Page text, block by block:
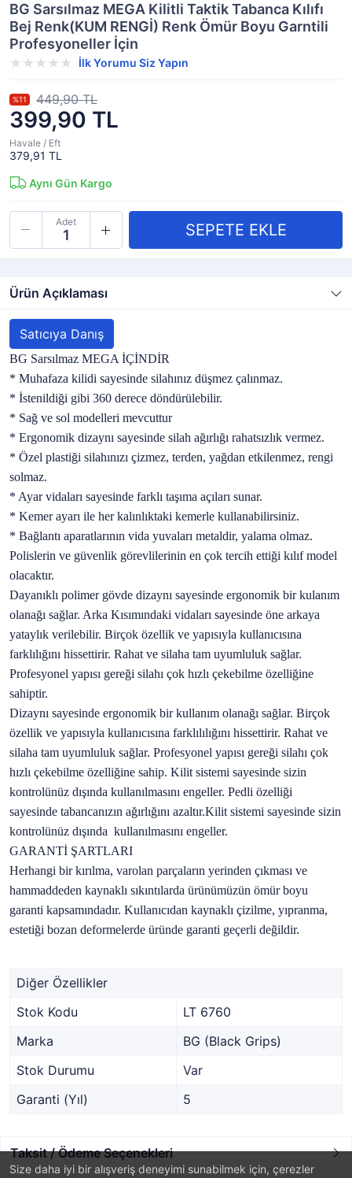
Size daha iyi bir alışveriş deneyimi sunabilmek için, çerezler
BG Sarsılmaz MEGA Kilitli Taktik Tabanca Kılıfı
Bej Renk(KUM RENGİ) Renk Ömür Boyu Garntili
Profesyoneller İçin
İlk Yorumu Siz Yapın
399,90 TL
%11 449,90 TL
Havale / Eft
379,91 TL
Aynı Gün Kargo
Adet
Ürün Açıklaması
Satıcıya Danış
BG Sarsılmaz MEGA İÇİNDİR
* Muhafaza kilidi sayesinde silahınız düşmez çalınmaz.
* İstenildiği gibi 360 derece döndürülebilir.
* Sağ ve sol modelleri mevcuttur
* Ergonomik dizaynı sayesinde silah ağırlığı rahatsızlık vermez.
* Özel plastiği silahınızı çizmez, terden, yağdan etkilenmez, rengi
solmaz.
* Ayar vidaları sayesinde farklı taşıma açıları sunar.
* Kemer ayarı ile her kalınlıktaki kemerle kullanabilirsiniz.
* Bağlantı aparatlarının vida yuvaları metaldir, yalama olmaz.
Polislerin ve güvenlik görevlilerinin en çok tercih ettiği kılıf model
olacaktır.
Dayanıklı polimer gövde dizaynı sayesinde ergonomik bir kulanım
olanağı sağlar. Arka Kısımındaki vidaları sayesinde öne arkaya
yataylık verilebilir. Birçok özellik ve yapısıyla kullanıcısına
farklılığını hissettirir. Rahat ve silaha tam uyumluluk sağlar.
Profesyonel yapısı gereği silahı çok hızlı çekebilme özelliğine
sahiptir.
Dizaynı sayesinde ergonomik bir kullanım olanağı sağlar. Birçok
özellik ve yapısıyla kullanıcısına farklılılığını hissettirir. Rahat ve
silaha tam uyumluluk sağlar. Profesyonel yapısı gereği silahı çok
hızlı çekebilme özelliğine sahip. Kilit sistemi sayesinde sizin
kontrolünüz dışında kullanılmasını engeller. Pedli özelliği
sayesinde tabancanızın ağırlığını azaltır.Kilit sistemi sayesinde sizin
kontrolünüz dışında kullanılmasını engeller.
GARANTİ ŞARTLARI
Herhangi bir kırılma, varolan parçaların yerinden çıkması ve
hammaddeden kaynaklı sıkıntılarda ürünümüzün ömür boyu
garanti kapsamındadır. Kullanıcıdan kaynaklı çizilme, yıpranma,
estetiği bozan deformelerde üründe garanti geçerli değildir.
Diğer Özellikler
Stok Kodu
LT 6760
Marka
BG (Black Grips)
Stok Durumu
Var
Garanti (Yıl)
5
Taksit / Ödeme Seçenekleri